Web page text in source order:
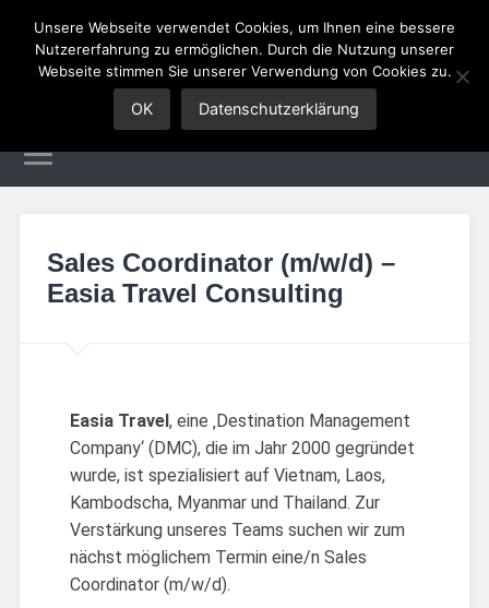
Sales Jobs
Sales Coordinator (m/w/d) –
Easia Travel Consulting
Easia Travel, eine ‚Destination Management
Company‘ (DMC), die im Jahr 2000 gegründet
wurde, ist spezialisiert auf Vietnam, Laos,
Kambodscha, Myanmar und Thailand. Zur
Verstärkung unseres Teams suchen wir zum
nächst möglichem Termin eine/n Sales
Coordinator (m/w/d).
Unsere Webseite verwendet Cookies, um Ihnen eine bessere
Nutzererfahrung zu ermöglichen. Durch die Nutzung unserer
Webseite stimmen Sie unserer Verwendung von Cookies zu.
OK Datenschutzerklärung